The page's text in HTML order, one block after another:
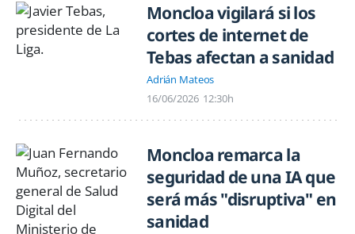
Moncloa vigilará si los
cortes de internet de
Tebas afectan a sanidad
Adrián Mateos
16/06/2026 12:30h
Moncloa remarca la
seguridad de una IA que
será más "disruptiva" en
sanidad